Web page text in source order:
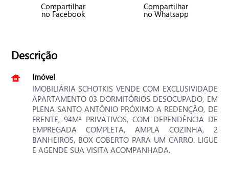
Compartilhar
no Facebook
Compartilhar
no Whatsapp
Descrição
Imóvel
IMOBILIÁRIA SCHOTKIS VENDE COM EXCLUSIVIDADE
APARTAMENTO 03 DORMITÓRIOS DESOCUPADO, EM
PLENA SANTO ANTÔNIO PRÓXIMO A REDENÇÃO, DE
FRENTE, 94M² PRIVATIVOS, COM DEPENDÊNCIA DE
EMPREGADA COMPLETA, AMPLA COZINHA, 2
BANHEIROS, BOX COBERTO PARA UM CARRO. LIGUE
E AGENDE SUA VISITA ACOMPANHADA.